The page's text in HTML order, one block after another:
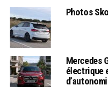
Photos
Mercedes
électrique